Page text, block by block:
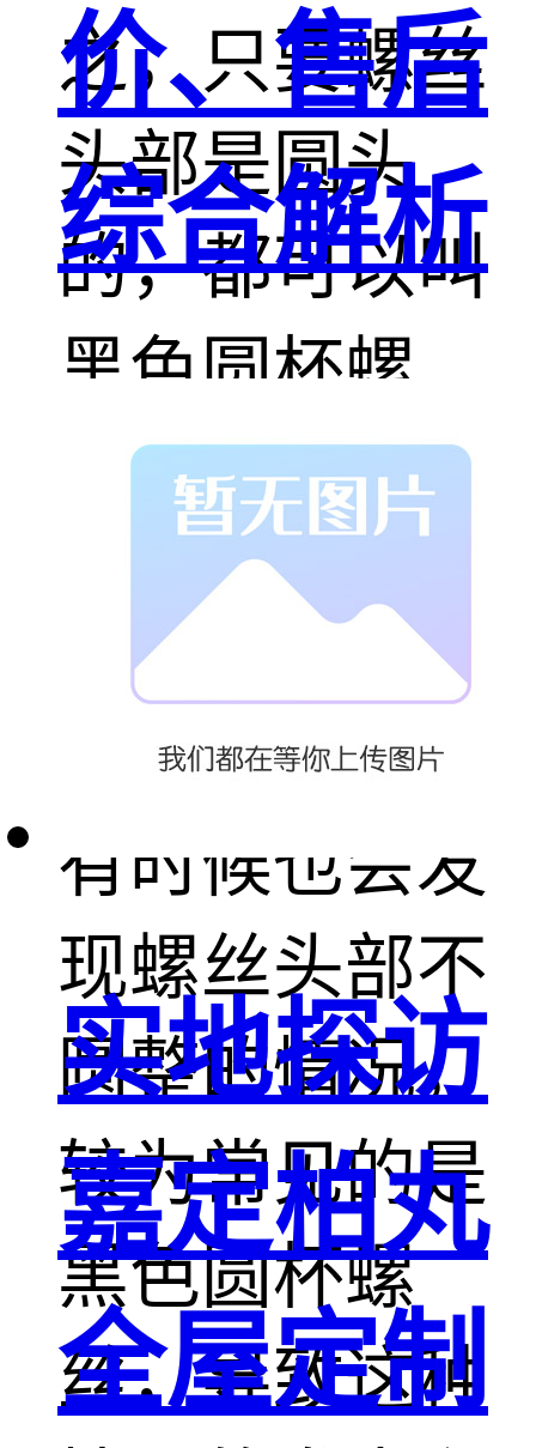
之，只要螺丝
头部是圆头
的，都可以叫
黑色圆杯螺
丝。
在日常的螺丝
生产过程中，
有时候也会发
现螺丝头部不
圆整的情况，
较为常见的是
黑色圆杯螺
丝，导致这种
价、售后
综合解析
实地探访
嘉定柏丸
全屋定制